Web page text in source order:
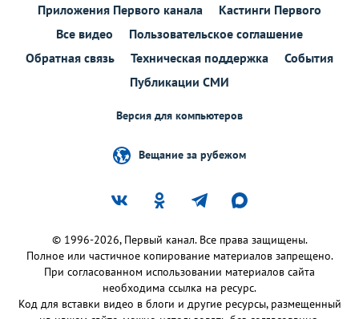
Приложения Первого канала
Кастинги Первого
Все видео
Пользовательское соглашение
Обратная связь
Техническая поддержка
События
Публикации СМИ
Версия для компьютеров
Вещание за рубежом
© 1996-2026, Первый канал. Все права защищены.
Полное или частичное копирование материалов запрещено.
При согласованном использовании материалов сайта
необходима ссылка на ресурс.
Код для вставки видео в блоги и другие ресурсы, размещенный